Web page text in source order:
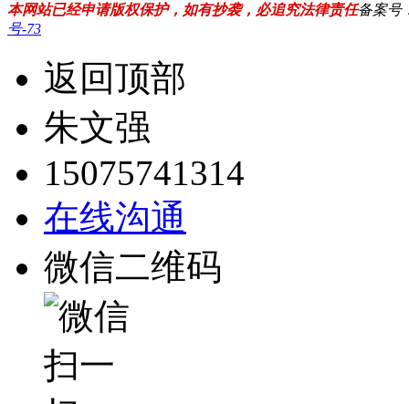
本网站已经申请版权保护，如有抄袭，必追究法律责任备案号
号-73
返回顶部
朱文强
15075741314
在线沟通
微信二维码